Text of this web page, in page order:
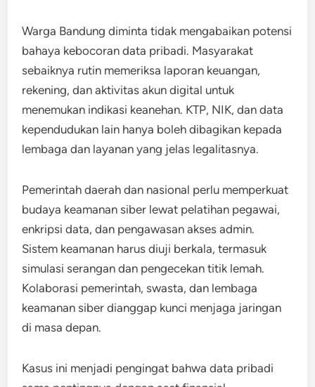
Warga Bandung diminta tidak mengabaikan potensi
bahaya kebocoran data pribadi. Masyarakat
sebaiknya rutin memeriksa laporan keuangan,
rekening, dan aktivitas akun digital untuk
menemukan indikasi keanehan. KTP, NIK, dan data
kependudukan lain hanya boleh dibagikan kepada
lembaga dan layanan yang jelas legalitasnya.
Pemerintah daerah dan nasional perlu memperkuat
budaya keamanan siber lewat pelatihan pegawai,
enkripsi data, dan pengawasan akses admin.
Sistem keamanan harus diuji berkala, termasuk
simulasi serangan dan pengecekan titik lemah.
Kolaborasi pemerintah, swasta, dan lembaga
keamanan siber dianggap kunci menjaga jaringan
di masa depan.
Kasus ini menjadi pengingat bahwa data pribadi